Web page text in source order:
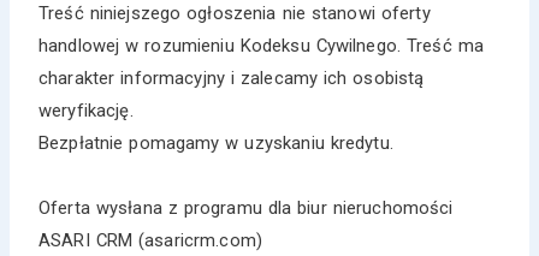
Treść niniejszego ogłoszenia nie stanowi oferty
handlowej w rozumieniu Kodeksu Cywilnego. Treść ma
charakter informacyjny i zalecamy ich osobistą
weryfikację.
Bezpłatnie pomagamy w uzyskaniu kredytu.
Oferta wysłana z programu dla biur nieruchomości
ASARI CRM (asaricrm.com)